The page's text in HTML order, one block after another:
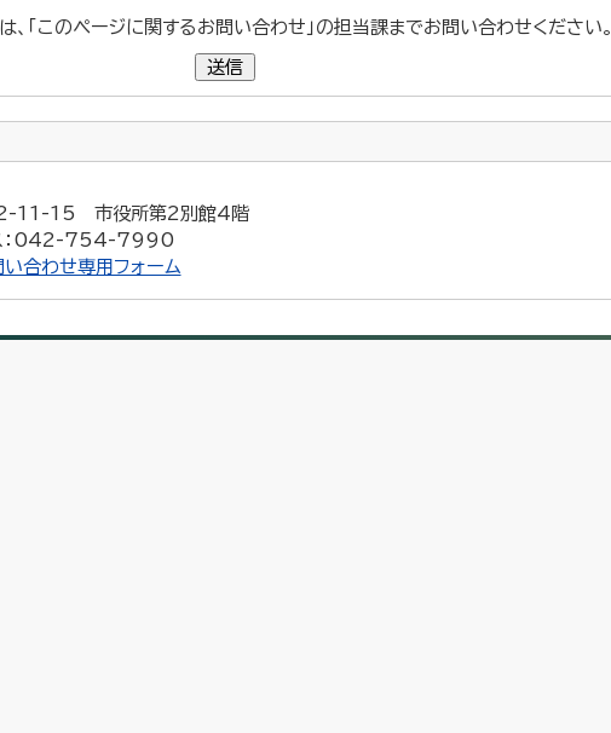
「このページに関するお問い合わせ」の担当課までお問い合わせください。
送信
11-15 市役所第2別館4階
：042-754-7990
合わせ専用フォーム